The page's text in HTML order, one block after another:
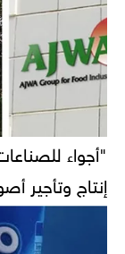
"أجواء
إنتاج وتأجير